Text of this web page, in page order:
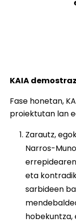
KAIA
Fase honetan,
proiektutan lan
Zarautz,
Narros-
eta
sarbideen